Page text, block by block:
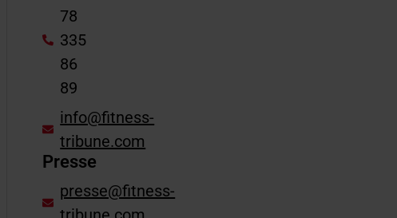
78
335
86
89
info@fitness-
tribune.com
Presse
presse@fitness-